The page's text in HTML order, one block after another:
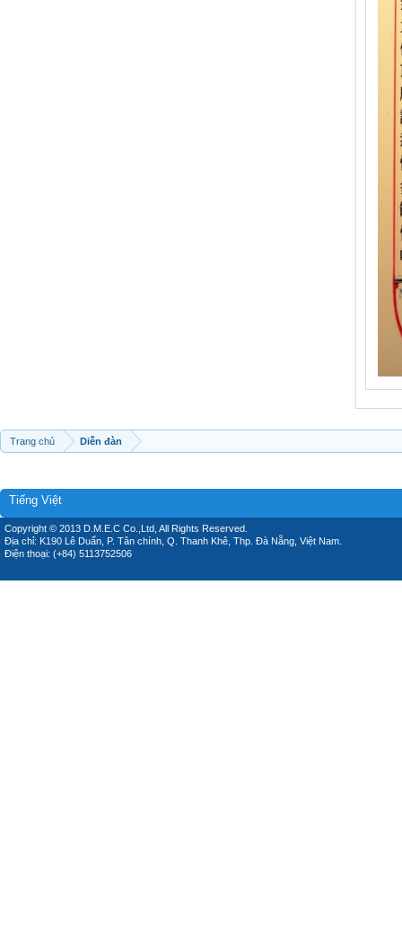
Trang chủ Diễn đàn
Tiếng Việt
Copyright © 2013 D.M.E.C Co.,Ltd, All Rights Reserved.
Địa chỉ: K190 Lê Duẩn, P. Tân chính, Q. Thanh Khê, Thp. Đà Nẵng, Việt Nam.
Điện thoại: (+84) 5113752506